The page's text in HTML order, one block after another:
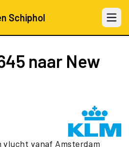
Schiphol Open
naar New
vlucht vanaf Amsterdam